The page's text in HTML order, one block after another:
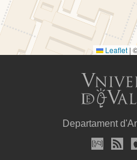
Leaflet |
Departament